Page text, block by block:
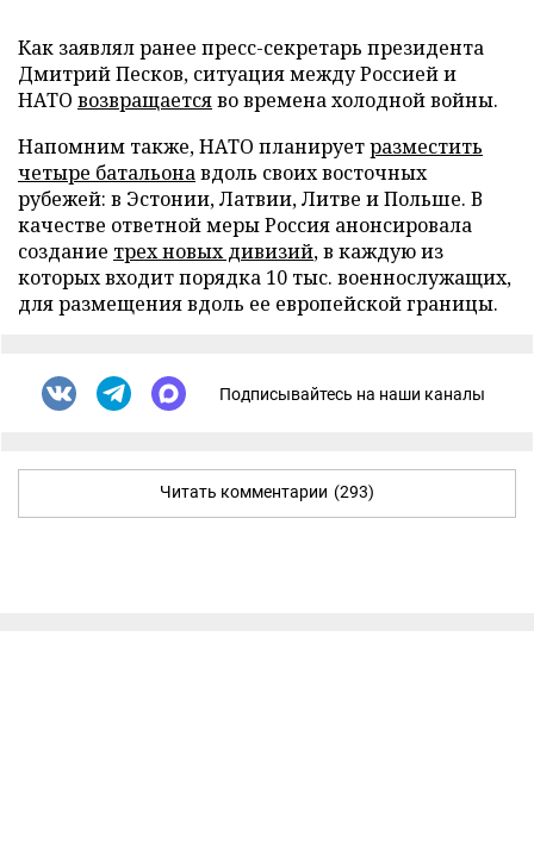
Как заявлял ранее пресс-секретарь президента
Дмитрий Песков, ситуация между Россией и
НАТО возвращаетсяво времена холодной войны.
Напомним также, НАТО планируетразместить
четыре батальонавдоль своих восточных
рубежей: в Эстонии, Латвии, Литве и Польше. В
качестве ответной меры Россия анонсировала
создание трех новых дивизий, в каждую из
которых входит порядка 10 тыс. военнослужащих,
для размещения вдоль ее европейской границы.
Подписывайтесь на наши каналы
Читать комментарии (293)